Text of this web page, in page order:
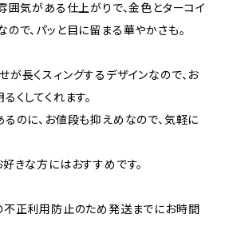
囲気がある仕上がりで、金色とターコイ
で、パッと目に留まる華やかさも。
長くスィングするデザインなので、お
くしてくれます。
のに、お値段も抑えめなので、気軽に
きな方にはおすすめです。
不正利用防止のため発送までにお時間